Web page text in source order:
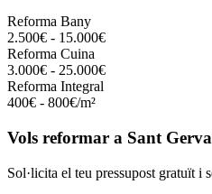
Reforma Bany
2.500€ - 15.000€
Reforma Cuina
3.000€ - 25.000€
Reforma Integral
400€ - 800€/m²
Vols reformar a Sant
Sol·licita el teu pressupost gratuït i